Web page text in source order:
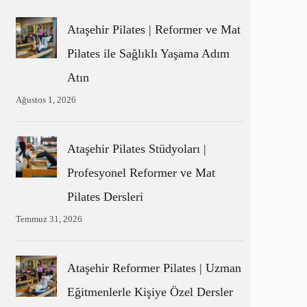
Ataşehir Pilates | Reformer ve Mat
Pilates ile Sağlıklı Yaşama Adım
Atın
Ağustos 1, 2026
Ataşehir Pilates Stüdyoları |
Profesyonel Reformer ve Mat
Pilates Dersleri
Temmuz 31, 2026
Ataşehir Reformer Pilates | Uzman
Eğitmenlerle Kişiye Özel Dersler